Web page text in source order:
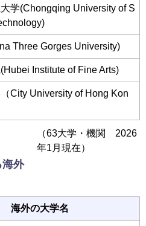
学(Chongqing University of S
Three Gorges University)
Institute of Fine Arts)
City University of Hong Kon
（63大学・機関 2026
年1月現在）
海外
海外の大学名